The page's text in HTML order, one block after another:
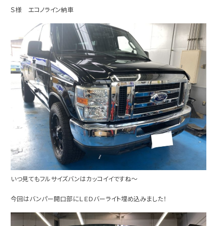
Ｓ様 エコノライン納車
いつ見てもフルサイズバンはカッコイイですね～
今回はバンパー開口部にＬＥＤバーライト埋め込みました！